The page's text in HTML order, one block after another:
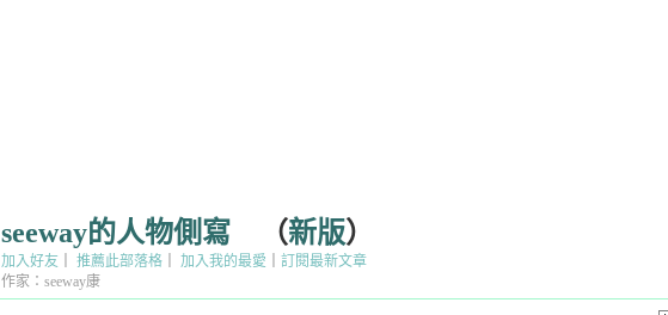
seeway的人物側寫 （新版）
加入好友 推薦此部落格 加入我的最愛
訂閱最新文章
作家：seeway康